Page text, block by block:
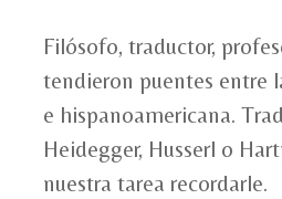
Filósofo, traductor,
tendieron puentes entre
e hispanoamericana.
Heidegger, Husserl o
nuestra tarea recordarle.